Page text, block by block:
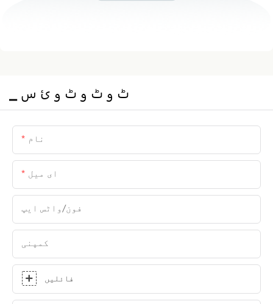
▁ ٹ و ٹ و ٹ و ئ س
نام
ای میل
فون/واٹس ایپ
کمپنی
فائلیں